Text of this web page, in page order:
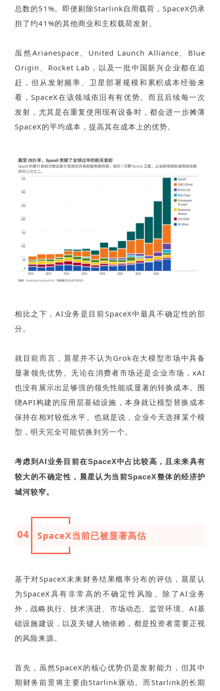
总数的51%。即便剔除Starlink自用载荷，SpaceX仍承
担了约41%的其他商业和主权载荷发射。
虽然Arianespace、United Launch Alliance、Blue
Origin、Rocket Lab，以及一批中国新兴企业都在追
赶，但从发射频率、卫星部署规模和累积成本经验来
看，SpaceX在该领域依旧有有优势。而且后续每一次
发射，尤其是在重复使用现有设备时，都会进一步摊薄
SpaceX的平均成本，提高其在成本上的优势。
相比之下，AI业务是目前SpaceX中最具不确定性的部
分。
就目前而言，晨星并不认为Grok在大模型市场中具备
显著领先优势。无论在消费者市场还是企业市场，xAI
也没有展示出足够强的领先性能或显著的转换成本。围
绕API构建的应用层基础设施，本身就让模型替换成本
保持在相对较低水平。也就是说， 企业今天选择某个模
型，明天完全可能切换到另一个。
考虑到 AI业务目前在SpaceX中占比较高，且未来具有
较大的不确定性，晨星认为当前SpaceX整体的经济护
城河较窄。
04 SpaceX当前已被显著高估
基于对SpaceX未来财务结果概率分布的评估，晨星认
为SpaceX具有非常高的不确定性风险。除了AI业务
外，战略执行、技术演进、市场动态、监管环境、AI基
础设施建设，以及关键人物依赖，都是投资者需要正视
的风险来源。
首先，虽然SpaceX的核心优势仍是发射能力，但其中
期财务前景将主要由Starlink驱动。而Starlink的长期